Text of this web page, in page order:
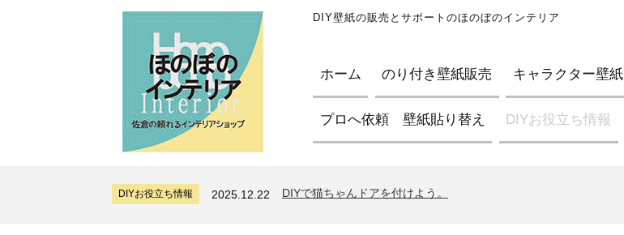
DIY壁紙の販売とサポートのほのぼのインテリア
ホーム のり付き壁紙販売 キャラクター壁紙
プロへ依頼 壁紙貼り替え DIYお役立ち情報
DIYお役立ち情報 2024.7.11
DIYお役立ち情報 2025.12.22 DIYで猫ちゃんドアを付けよう。